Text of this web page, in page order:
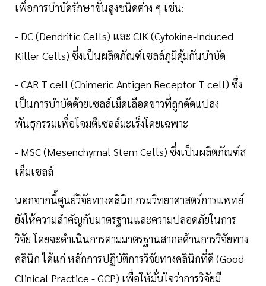
เพื่อการบำบัดรักษาขั้นสูงชนิดต่าง ๆ เช่น:
- DC (Dendritic Cells) และ CIK (Cytokine-Induced
Killer Cells) ซึ่งเป็นผลิตภัณฑ์เซลล์ภูมิคุ้มกันบำบัด
- CAR T cell (Chimeric Antigen Receptor T cell) ซึ่ง
เป็นการบำบัดด้วยเซลล์เม็ดเลือดขาวที่ถูกดัดแปลง
พันธุกรรมเพื่อโจมตีเซลล์มะเร็งโดยเฉพาะ
- MSC (Mesenchymal Stem Cells) ซึ่งเป็นผลิตภัณฑ์ส
เต็มเซลล์
นอกจากนี้ศูนย์วิจัยทางคลินิก กรมวิทยาศาสตร์การแพทย์
ยังให้ความสำคัญกับมาตรฐานและความปลอดภัยในการ
วิจัย โดยจะดำเนินการตามมาตรฐานสากลด้านการวิจัยทาง
คลินิก ได้แก่ หลักการปฏิบัติการวิจัยทางคลินิกที่ดี (Good
Clinical Practice - GCP) เพื่อให้มั่นใจว่าการวิจัยมี